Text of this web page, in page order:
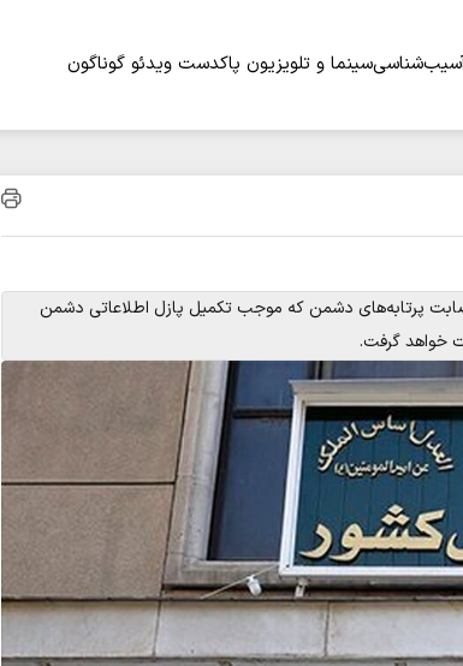
سینما و تلویزیون پاکدست ویدئو گوناگون
پرتابه‌های دشمن که موجب تکمیل پازل اطلاعاتی دشمن
خواهد گرفت.